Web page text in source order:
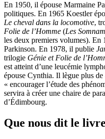
En 1950, il épouse Marmaine
politiques. En 1965 Koestler
Le cheval dans la locomotive,
Folie de l’Homme (Les
les deux premiers volumes). En
Parkinson. En 1978, il publie
trilogie Génie et Folie de
est atteint d’une leucémie
épouse Cynthia. Il lègue plus
« encourager l’étude des
servira à créer une chaire de
d’Édimbourg.
Que nous dit le